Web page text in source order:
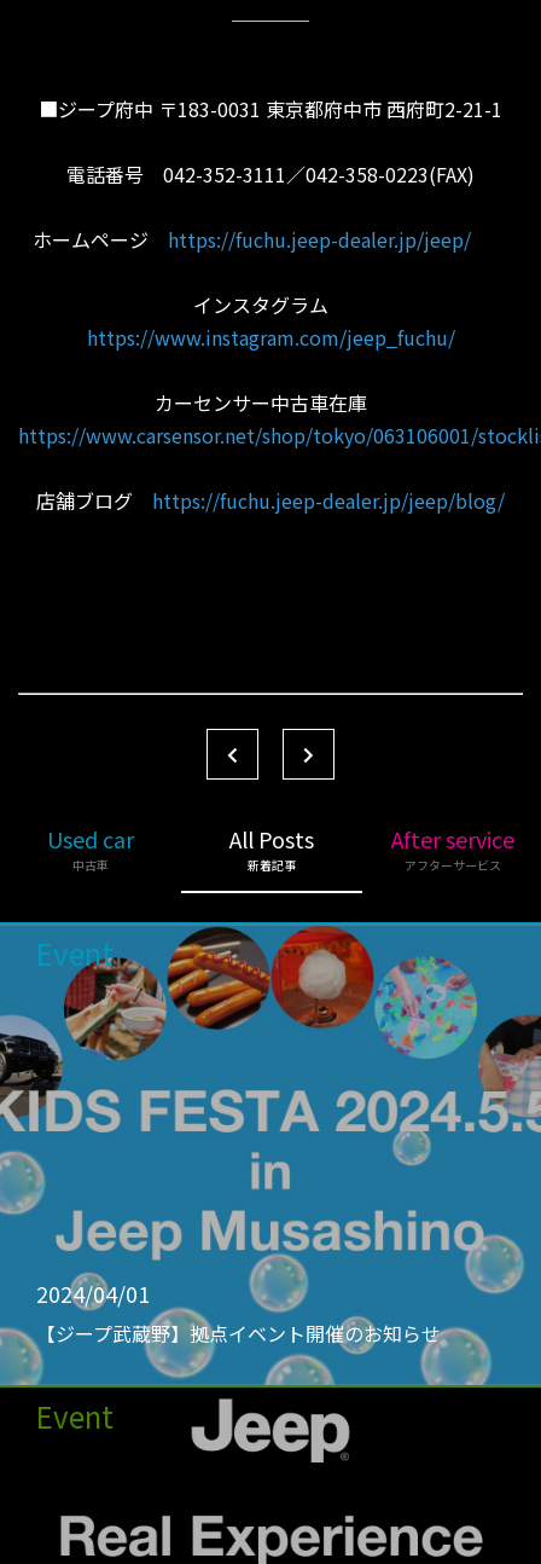
■ジープ府中 〒183-0031 東京都府中市 西府町2-21-1
電話番号 042-352-3111／042-358-0223(FAX)
ホームページ https://fuchu.jeep-dealer.jp/jeep/
インスタグラム
https://www.instagram.com/jeep_fuchu/
カーセンサー中古車在庫
https://www.carsensor.net/shop/tokyo/063106001/
店舗ブログ https://fuchu.jeep-dealer.jp/jeep/blog/
Used car
中古車
All Posts
新着記事
After service
アフターサービス
Event
2024/04/01
【ジープ武蔵野】拠点イベント開催のお知らせ
Event